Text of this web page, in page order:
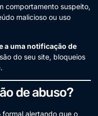
comportamento suspeito,
malicioso ou uso
a uma notificação de
do seu site, bloqueios
de abuso?
formal alertando que o